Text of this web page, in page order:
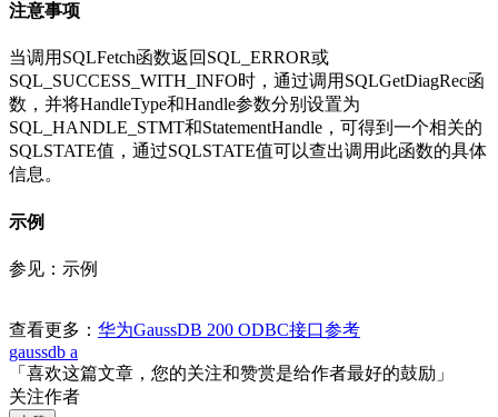
注意事项
当调用SQLFetch函数返回SQL_ERROR或
SQL_SUCCESS_WITH_INFO时，通过调用SQLGetDiagRec函
数，并将HandleType和Handle参数分别设置为
SQL_HANDLE_STMT和StatementHandle，可得到一个相关的
SQLSTATE值，通过SQLSTATE值可以查出调用此函数的具体
信息。
示例
参见：示例
查看更多： 华为GaussDB 200 ODBC接口参考
gaussdb a
「喜欢这篇文章，您的关注和赞赏是给作者最好的鼓励」
关注作者